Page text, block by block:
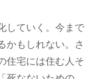
していく。今まで
かもしれない。さ
住宅には住む人そ